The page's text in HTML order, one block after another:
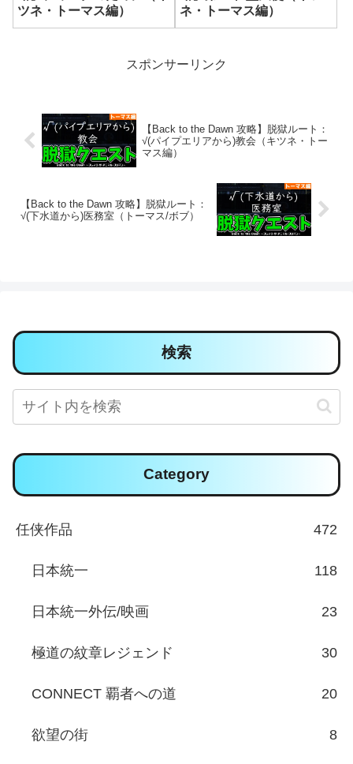
ツネ・トーマス編）
ネ・トーマス編）
スポンサーリンク
【Back to the Dawn 攻略】脱獄ルート：
√(パイプエリアから)教会（キツネ・トー
マス編）
【Back to the Dawn 攻略】脱獄ルート：
√(下水道から)医務室（トーマス/ボブ）
検索
Category
任侠作品 472
日本統一 118
日本統一外伝/映画 23
極道の紋章レジェンド 30
CONNECT 覇者への道 20
欲望の街 8